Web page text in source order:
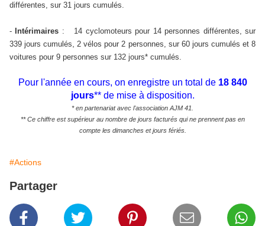
différentes, sur 31 jours cumulés.
- Intérimaires :
14 cyclomoteurs pour 14 personnes différentes, sur
339 jours cumulés
2 vélos pour 2 personnes, sur 60 jours cumulés et 8
voitures pour 9 personnes sur 132 jours* cumulés.
Pour l'année en cours, on enregistre un total de 18 840
jours** de mise à disposition.
* en partenariat avec l'association AJM 41.
** Ce chiffre est supérieur au nombre de jours facturés qui ne prennent pas en
compte les dimanches et jours fériés.
#Actions
Partager